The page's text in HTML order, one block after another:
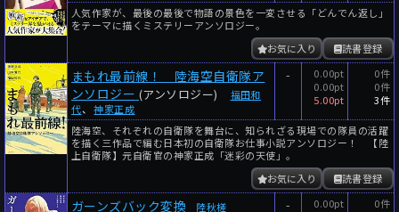
人気作家が、最後の最後で物語の景色を一変させる「どんでん返し」
をテーマに描くミステリーアンソロジー。
読書登録
お気に入り
まもれ最前線！ 陸海空自衛隊ア
ンソロジー (アンソロジー)
福田和
代、神家正成
-
0.00pt
0.00pt
5.00pt
0件
0件
3件
陸海空、それぞれの自衛隊を舞台に、知られざる現場での隊員の活躍
を描く三作品で編む日本初の自衛隊お仕事小説アンソロジー！ 【陸
上自衛隊】元自衛官の神家正成「迷彩の天使」。
読書登録
お気に入り
ガーンズバック変換 陸秋槎 -
0.00pt
0件